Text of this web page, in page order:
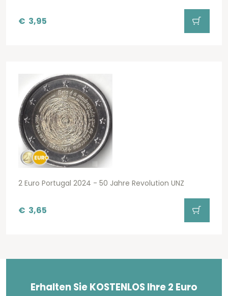
€ 3,95
2 Euro Portugal 2024 - 50 Jahre Revolution UNZ
€ 3,65
Erhalten Sie KOSTENLOS Ihre 2 Euro